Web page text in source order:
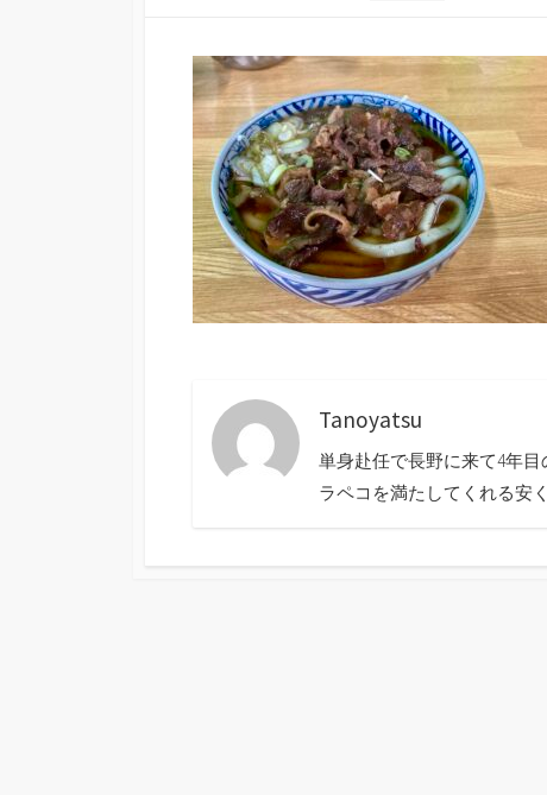
リ
Tanoyatsu
単身赴任で長野に来て4年
ラペコを満たしてくれる安